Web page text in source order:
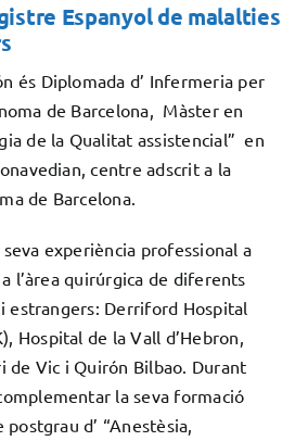
Espanyol de malalties
és Diplomada d’ Infermeria per
de Barcelona, Màster en
de la Qualitat assistencial” en
centre adscrit a la
de Barcelona.
experiència professional a
l’àrea quirúrgica de diferents
estrangers: Derriford Hospital
Hospital de la Vall d’Hebron,
de Vic i Quirón Bilbao. Durant
la seva formació
d’ “Anestèsia,